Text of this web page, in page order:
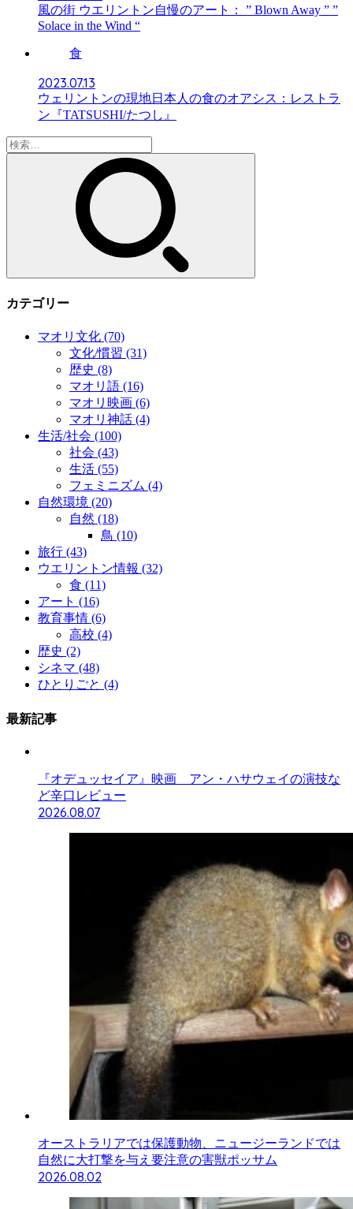
風の街 ウエリントン自慢のアート： ” Blown Away ” ”
Solace in the Wind “
食
2023.07.13
ウェリントンの現地日本人の食のオアシス：レストラ
ン『TATSUSHI/たつし』
検
索:
カテゴリー
マオリ文化 (70)
文化/慣習 (31)
歴史 (8)
マオリ語 (16)
マオリ映画 (6)
マオリ神話 (4)
生活/社会 (100)
社会 (43)
生活 (55)
フェミニズム (4)
自然環境 (20)
自然 (18)
鳥 (10)
旅行 (43)
ウエリントン情報 (32)
食 (11)
アート (16)
教育事情 (6)
高校 (4)
歴史 (2)
シネマ (48)
ひとりごと (4)
最新記事
『オデュッセイア』映画 アン・ハサウェイの演技な
ど辛口レビュー
2026.08.07
オーストラリアでは保護動物、ニュージーランドでは
自然に大打撃を与え要注意の害獣ポッサム
2026.08.02